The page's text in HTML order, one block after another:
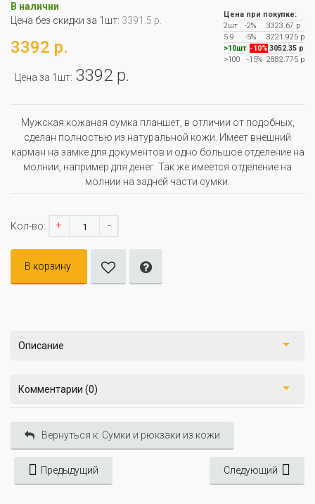
В наличии
Цена без скидки за 1шт: 3391.5 р.
3392 р.
Цена за 1шт: 3392 р.
Цена при покупке:
2шт
-2%
3323.67 р
5-9
-5%
3221.925 р
>10шт -10% 3052.35 р
>100
-15% 2882.775 р
Мужская кожаная сумка планшет, в отличии от подобных,
сделан полностью из натуральной кожи. Имеет внешний
карман на замке для документов и одно большое отделение на
молнии, например для денег. Так же имеется отделение на
молнии на задней части сумки.
Кол-во: + -
В корзину
Описание
Комментарии (0)
Вернуться к: Сумки и рюкзаки из кожи
Предыдущий Следующий